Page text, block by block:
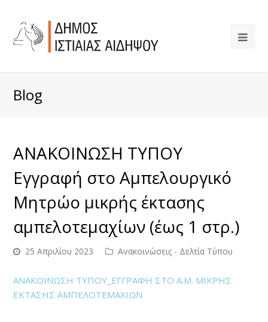
Blog
ΑΝΑΚΟΙΝΩΣΗ ΤΥΠΟΥ
Εγγραφή στο Αμπελουργικό
Μητρώο μικρής έκτασης
αμπελοτεμαχίων (έως 1 στρ.)
25 Απριλίου 2023 Ανακοινώσεις - Δελτία Τύπου
ΑΝΑΚΟΙΝΩΣΗ ΤΥΠΟΥ_ΕΓΓΡΑΦΗ ΣΤΟ Α.Μ. ΜΙΚΡΗΣ
ΕΚΤΑΣΗΣ ΑΜΠΕΛΟΤΕΜΑΧΙΩΝ